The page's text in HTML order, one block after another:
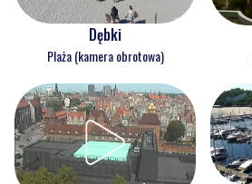
Dębki
Plaża (kamera obrotowa)